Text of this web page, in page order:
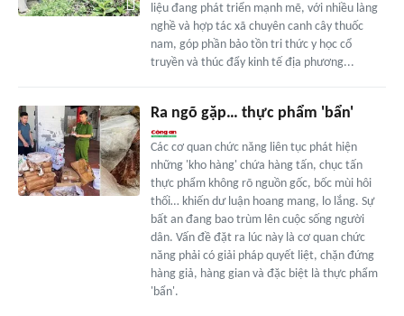
liệu đang phát triển mạnh mẽ, với nhiều làng
nghề và hợp tác xã chuyên canh cây thuốc
nam, góp phần bảo tồn tri thức y học cổ
truyền và thúc đẩy kinh tế địa phương...
Ra ngõ gặp… thực phẩm 'bẩn'
Các cơ quan chức năng liên tục phát hiện
những 'kho hàng' chứa hàng tấn, chục tấn
thực phẩm không rõ nguồn gốc, bốc mùi hôi
thối… khiến dư luận hoang mang, lo lắng. Sự
bất an đang bao trùm lên cuộc sống người
dân. Vấn đề đặt ra lúc này là cơ quan chức
năng phải có giải pháp quyết liệt, chặn đứng
hàng giả, hàng gian và đặc biệt là thực phẩm
'bẩn'.